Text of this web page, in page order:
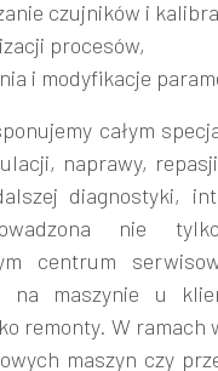
czujników i
procesów,
i modyfikacje
całym
naprawy,
diagnostyki,
nie
centrum
na maszynie u
remonty. W ramach
maszyn czy